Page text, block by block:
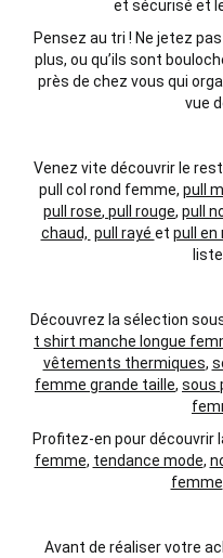
et sécurisé et
Pensez au tri ! Ne jetez
plus, ou qu’ils sont
près de chez vous qui
vue
Venez vite découvrir le
pull col rond femme, pull
pull rose, pull rouge, pull
chaud, pull rayé et pull en
liste
Découvrez la sélection
t shirt manche longue
vêtements thermiques,
femme grande taille, sous
Profitez-en pour découvrir
femme, tendance mode,
femme
Avant de réaliser votre